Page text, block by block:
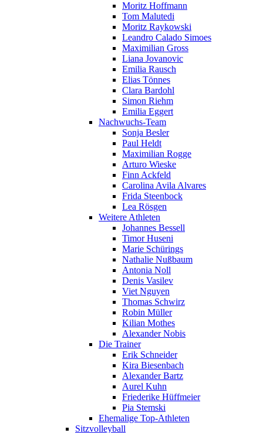
Moritz Hoffmann
Tom Malutedi
Moritz Raykowski
Leandro Calado Simoes
Maximilian Gross
Liana Jovanovic
Emilia Rausch
Elias Tönnes
Clara Bardohl
Simon Riehm
Emilia Eggert
Nachwuchs-Team
Sonja Besler
Paul Heldt
Maximilian Rogge
Arturo Wieske
Finn Ackfeld
Carolina Avila Alvares
Frida Steenbock
Lea Rösgen
Weitere Athleten
Johannes Bessell
Timor Huseni
Marie Schürings
Nathalie Nußbaum
Antonia Noll
Denis Vasilev
Viet Nguyen
Thomas Schwirz
Robin Müller
Kilian Mothes
Alexander Nobis
Die Trainer
Erik Schneider
Kira Biesenbach
Alexander Bartz
Aurel Kuhn
Friederike Hüffmeier
Pia Stemski
Ehemalige Top-Athleten
Sitzvolleyball